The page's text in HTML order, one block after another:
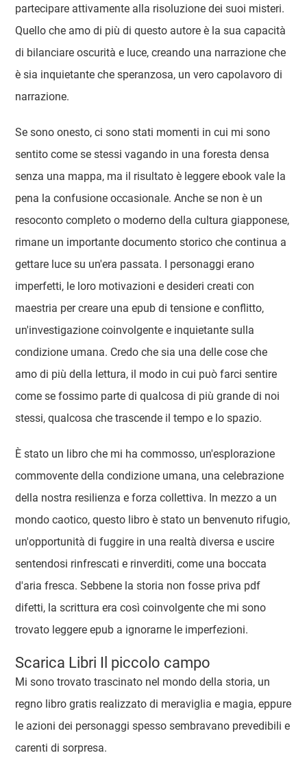
partecipare attivamente alla risoluzione dei suoi misteri.
Quello che amo di più di questo autore è la sua capacità
di bilanciare oscurità e luce, creando una narrazione che
è sia inquietante che speranzosa, un vero capolavoro di
narrazione.
Se sono onesto, ci sono stati momenti in cui mi sono
sentito come se stessi vagando in una foresta densa
senza una mappa, ma il risultato è leggere ebook vale la
pena la confusione occasionale. Anche se non è un
resoconto completo o moderno della cultura giapponese,
rimane un importante documento storico che continua a
gettare luce su un'era passata. I personaggi erano
imperfetti, le loro motivazioni e desideri creati con
maestria per creare una epub di tensione e conflitto,
un'investigazione coinvolgente e inquietante sulla
condizione umana. Credo che sia una delle cose che
amo di più della lettura, il modo in cui può farci sentire
come se fossimo parte di qualcosa di più grande di noi
stessi, qualcosa che trascende il tempo e lo spazio.
È stato un libro che mi ha commosso, un'esplorazione
commovente della condizione umana, una celebrazione
della nostra resilienza e forza collettiva. In mezzo a un
mondo caotico, questo libro è stato un benvenuto rifugio,
un'opportunità di fuggire in una realtà diversa e uscire
sentendosi rinfrescati e rinverditi, come una boccata
d'aria fresca. Sebbene la storia non fosse priva pdf
difetti, la scrittura era così coinvolgente che mi sono
trovato leggere epub a ignorarne le imperfezioni.
Scarica Libri Il piccolo campo
Mi sono trovato trascinato nel mondo della storia, un
regno libro gratis realizzato di meraviglia e magia, eppure
le azioni dei personaggi spesso sembravano prevedibili e
carenti di sorpresa.